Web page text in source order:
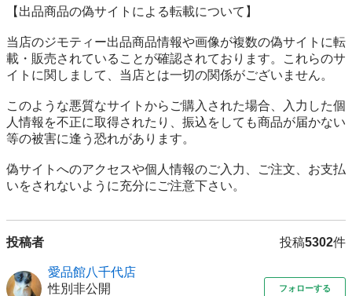
【出品商品の偽サイトによる転載について】
当店のジモティー出品商品情報や画像が複数の偽サイトに転
載・販売されていることが確認されております。これらのサ
イトに関しまして、当店とは一切の関係がございません。
このような悪質なサイトからご購入された場合、入力した個
人情報を不正に取得されたり、振込をしても商品が届かない
等の被害に逢う恐れがあります。
偽サイトへのアクセスや個人情報のご入力、ご注文、お支払
いをされないように充分にご注意下さい。
投稿者 投稿5302件
愛品館八千代店
性別非公開
フォローする